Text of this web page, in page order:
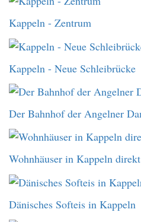
Kappeln - Zentrum
Kappeln - Neue Schleibrücke
Der Bahnhof der Angelner
Wohnhäuser in Kappeln
Dänisches Softeis in Kappeln